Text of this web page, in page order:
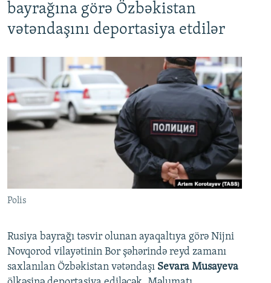
bayrağına görə Özbəkistan
vətəndaşını deportasiya etdilər
Polis
Rusiya bayrağı təsvir olunan ayaqaltıya görə Nijni
Novqorod vilayətinin Bor şəhərində reyd zamanı
saxlanılan Özbəkistan vətəndaşı Sevara Musayeva